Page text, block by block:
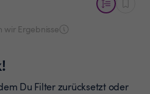
wir Ergebnisse
Du Filter zurücksetzt oder